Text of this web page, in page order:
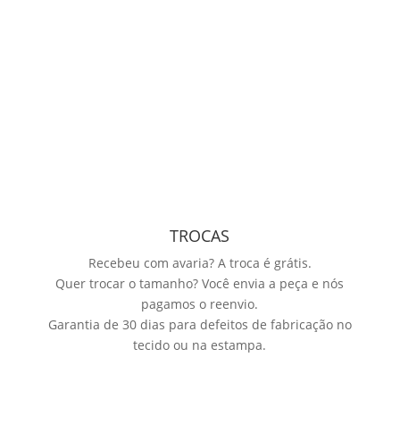
TROCAS
Recebeu com avaria? A troca é grátis.
Quer trocar o tamanho? Você envia a peça e nós
pagamos o reenvio.
Garantia de 30 dias para defeitos de fabricação no
tecido ou na estampa.